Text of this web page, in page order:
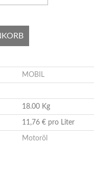
MOBIL
18.00 Kg
11,76 € pro Liter
Motoröl